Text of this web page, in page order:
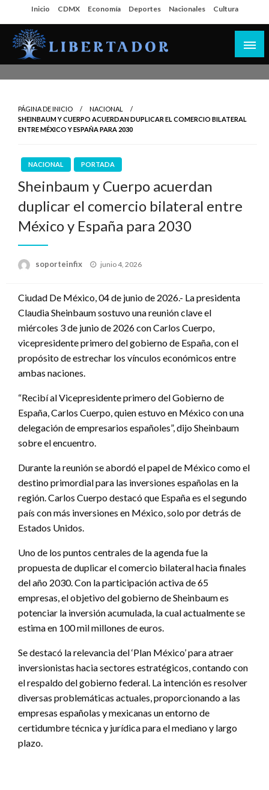
al
contenido
Inicio CDMX Economía Deportes Nacionales Cultura
PÁGINA DE INICIO
NACIONAL
SHEINBAUM Y CUERPO ACUERDAN DUPLICAR EL COMERCIO BILATERAL
ENTRE MÉXICO Y ESPAÑA PARA 2030
NACIONAL PORTADA
Sheinbaum y Cuerpo acuerdan
duplicar el comercio bilateral entre
México y España para 2030
soporteinfix
Publicado
junio 4, 2026
Ciudad De México, 04 de junio de 2026.- La presidenta
Claudia Sheinbaum sostuvo una reunión clave el
miércoles 3 de junio de 2026 con Carlos Cuerpo,
vicepresidente primero del gobierno de España, con el
propósito de estrechar los vínculos económicos entre
ambas naciones.
“Recibí al Vicepresidente primero del Gobierno de
España, Carlos Cuerpo, quien estuvo en México con una
delegación de empresarios españoles”, dijo Sheinbaum
sobre el encuentro.
Durante la reunión se abordó el papel de México como el
destino primordial para las inversiones españolas en la
región. Carlos Cuerpo destacó que España es el segundo
país con más inversiones en México, solo por detrás de
Estados Unidos.
Uno de los puntos centrales de la agenda fue la
propuesta de duplicar el comercio bilateral hacia finales
del año 2030. Con la participación activa de 65
empresas, el objetivo del gobierno de Sheinbaum es
potenciar la inversión acumulada, la cual actualmente se
estima en 100 mil millones de euros.
Se destacó la relevancia del ‘Plan México’ para atraer
inversionistas hacia sectores estratégicos, contando con
el respaldo del gobierno federal. La intención es resolver
diversas problemáticas actuales, proporcionando a las
empresas españolas y mexicanas un entorno de
certidumbre técnica y jurídica para el mediano y largo
plazo.